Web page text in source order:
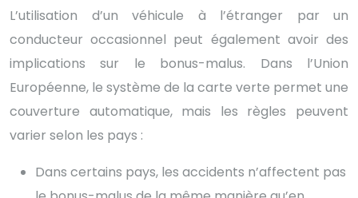
L’utilisation d’un véhicule à l’étranger par un
conducteur occasionnel peut également avoir des
implications sur le bonus-malus. Dans l’Union
Européenne, le système de la carte verte permet une
couverture automatique, mais les règles peuvent
varier selon les pays :
Dans certains pays, les accidents n’affectent pas